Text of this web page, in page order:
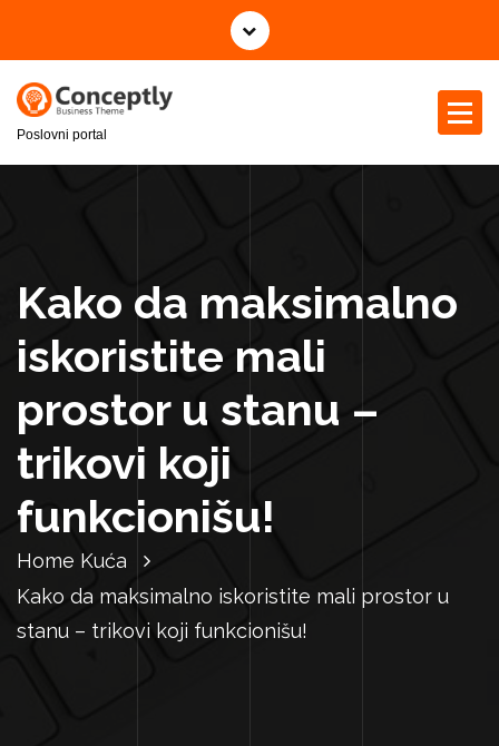
i
Poslovni portal
Kako da maksimalno
iskoristite mali
prostor u stanu –
trikovi koji
funkcionišu!
Home Kuća
Kako da maksimalno iskoristite mali prostor u
stanu – trikovi koji funkcionišu!